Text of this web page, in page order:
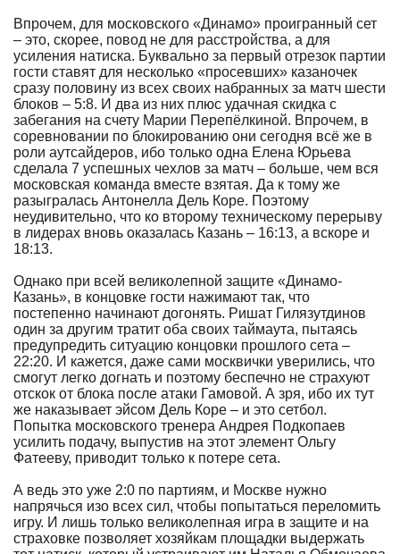
Впрочем, для московского «Динамо» проигранный сет
– это, скорее, повод не для расстройства, а для
усиления натиска. Буквально за первый отрезок партии
гости ставят для несколько «просевших» казаночек
сразу половину из всех своих набранных за матч шести
блоков – 5:8. И два из них плюс удачная скидка с
забегания на счету Марии Перепёлкиной. Впрочем, в
соревновании по блокированию они сегодня всё же в
роли аутсайдеров, ибо только одна Елена Юрьева
сделала 7 успешных чехлов за матч – больше, чем вся
московская команда вместе взятая. Да к тому же
разыгралась Антонелла Дель Коре. Поэтому
неудивительно, что ко второму техническому перерыву
в лидерах вновь оказалась Казань – 16:13, а вскоре и
18:13.
Однако при всей великолепной защите «Динамо-
Казань», в концовке гости нажимают так, что
постепенно начинают догонять. Ришат Гилязутдинов
один за другим тратит оба своих таймаута, пытаясь
предупредить ситуацию концовки прошлого сета –
22:20. И кажется, даже сами москвички уверились, что
смогут легко догнать и поэтому беспечно не страхуют
отскок от блока после атаки Гамовой. А зря, ибо их тут
же наказывает эйсом Дель Коре – и это сетбол.
Попытка московского тренера Андрея Подкопаев
усилить подачу, выпустив на этот элемент Ольгу
Фатееву, приводит только к потере сета.
А ведь это уже 2:0 по партиям, и Москве нужно
напрячься изо всех сил, чтобы попытаться переломить
игру. И лишь только великолепная игра в защите и на
страховке позволяет хозяйкам площадки выдержать